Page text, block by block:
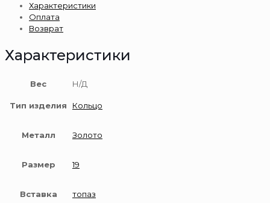
пробы
Характеристики
Оплата
Возврат
Характеристики
Вес Н/Д
Тип изделия Кольцо
Металл Золото
Размер 19
Вставка топаз